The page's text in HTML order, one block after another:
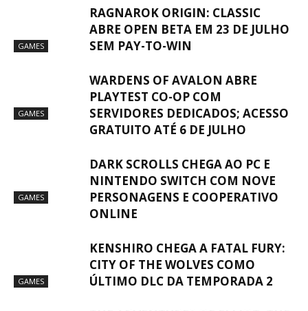
GAMES
RAGNAROK ORIGIN: CLASSIC
ABRE OPEN BETA EM 23 DE JULHO
SEM PAY-TO-WIN
GAMES
WARDENS OF AVALON ABRE
PLAYTEST CO-OP COM
SERVIDORES DEDICADOS; ACESSO
GRATUITO ATÉ 6 DE JULHO
GAMES
DARK SCROLLS CHEGA AO PC E
NINTENDO SWITCH COM NOVE
PERSONAGENS E COOPERATIVO
ONLINE
GAMES
KENSHIRO CHEGA A FATAL FURY:
CITY OF THE WOLVES COMO
ÚLTIMO DLC DA TEMPORADA 2